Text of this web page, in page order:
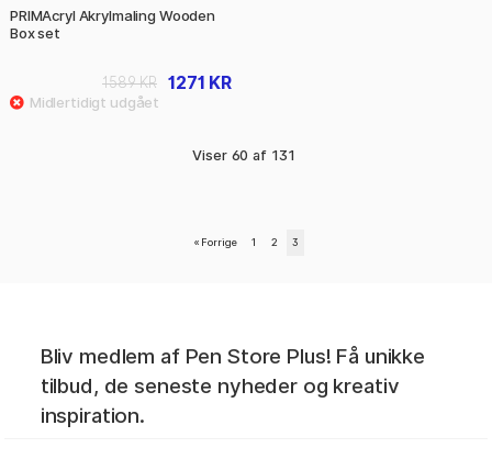
PRIMAcryl Akrylmaling Wooden
Box set
1271 KR
1589 KR
Viser 60 af 131
« Forrige 1 2 3
Bliv medlem af Pen Store Plus! Få unikke
tilbud, de seneste nyheder og kreativ
inspiration.